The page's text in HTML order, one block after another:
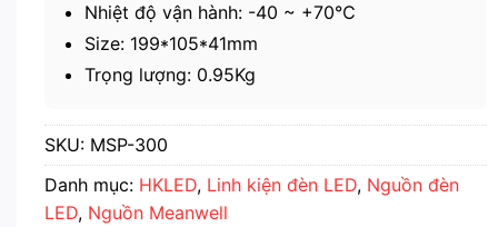
Nhiệt độ vận hành: -40 ~ +70℃
Size: 199*105*41mm
Trọng lượng: 0.95Kg
SKU: MSP-300
Danh mục: HKLED, Linh kiện đèn LED, Nguồn đèn
LED, Nguồn Meanwell